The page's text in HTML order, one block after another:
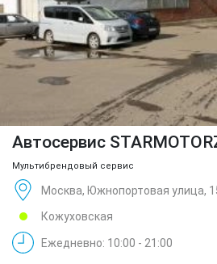
Автосервис
Мультибрендовый сервис
Москва, Южнопортовая улица,
Кожуховская
Ежедневно: 10:00 - 21:00